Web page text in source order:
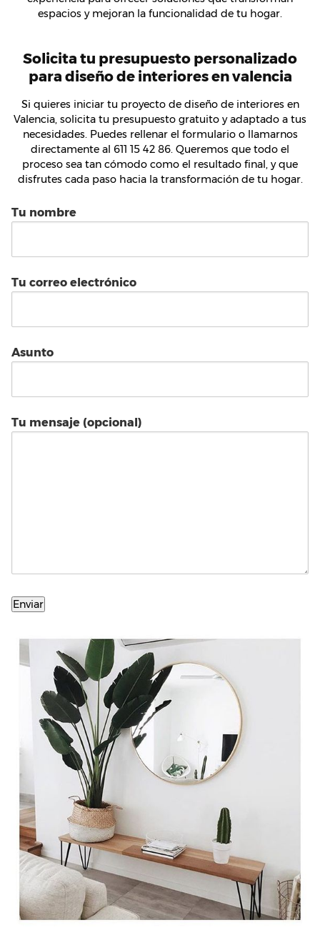
espacios y mejoran la funcionalidad de tu hogar.
Solicita tu presupuesto personalizado
para diseño de interiores en valencia
Si quieres iniciar tu proyecto de diseño de interiores en
Valencia, solicita tu presupuesto gratuito y adaptado a tus
necesidades. Puedes rellenar el formulario o llamarnos
directamente al 611 15 42 86. Queremos que todo el
proceso sea tan cómodo como el resultado final, y que
disfrutes cada paso hacia la transformación de tu hogar.
Tu nombre
Tu correo electrónico
Asunto
Tu mensaje (opcional)